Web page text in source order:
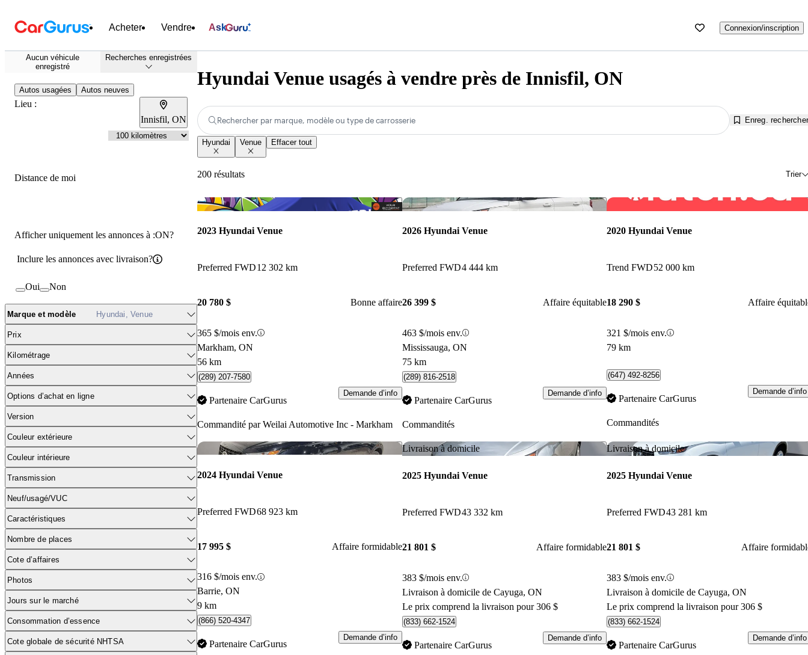
Acheter Vendre Ask Connexion/inscription
Aucun véhicule
enregistré
Recherches enregistrées
Autos usagées Autos neuves
Lieu :
Innisfil, ON
Distance de moi
Afficher uniquement les annonces à :ON?
Inclure les annonces avec livraison?
Oui Non
Marque et modèle Hyundai, Venue
Prix
Kilométrage
Années
Options d’achat en ligne
Version
Couleur extérieure
Couleur intérieure
Transmission
Neuf/usagé/VUC
Caractéristiques
Nombre de places
Cote d’affaires
Photos
Jours sur le marché
Consommation d’essence
Cote globale de sécurité NHTSA
Hyundai Venue usagés à vendre près de Innisfil, ON
Rechercher par marque, modèle ou type de carrosserie Enreg. rechercher
Hyundai Venue Effacer tout
200 résultats Trier
Enregistrer cette annonce
2023 Hyundai Venue
Preferred FWD12 302 km
20 780 $ Bonne affaire
365 $/mois env.
Markham, ON
56 km
(289) 207-7580
Partenaire CarGurus
Demande d’info
Commandité parWeilai Automotive Inc - Markham
Enregistrer cette annonce
2026 Hyundai Venue
Preferred FWD4 444 km
26 399 $ Affaire équitable
463 $/mois env.
Mississauga, ON
75 km
(289) 816-2518
Partenaire CarGurus
Demande d’info
Commandités
2020 Hyundai Venue
Trend FWD52 000 km
18 290 $ Affaire
321 $/mois env.
79 km
(647) 492-8256
Partenaire CarGurus
Demande d’info
Commandités
Enregistrer cette annonce
2024 Hyundai Venue
Preferred FWD68 923 km
17 995 $ Affaire formidable
316 $/mois env.
Barrie, ON
9 km
(866) 520-4347
Partenaire CarGurus
Demande d’info
Livraison à domicile Enregistrer cette annonce
2025 Hyundai Venue
Preferred FWD43 332 km
21 801 $ Affaire formidable
383 $/mois env.
Livraison à domicile de Cayuga, ON
Le prix comprend la livraison pour 306 $
(833) 662-1524
Partenaire CarGurus
Demande d’info
Livraison à domicile
2025 Hyundai Venue
Preferred FWD43 281 km
21 801 $ Affaire
383 $/mois env.
Livraison à domicile de Cayuga, ON
Le prix comprend la livraison pour 306 $
(833) 662-1524
Partenaire CarGurus
Demande d’info